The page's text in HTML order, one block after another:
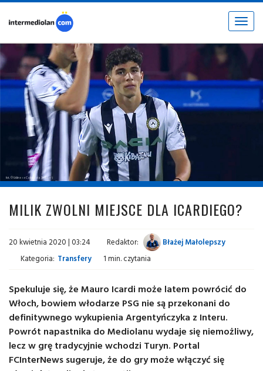
Toggle
fot. © UdineseCalcio (via Twitter)
MILIK ZWOLNI MIEJSCE DLA ICARDIEGO?
20 kwietnia 2020 | 03:24 Redaktor:
Błażej Małolepszy
Kategoria: Transfery 1 min. czytania
Spekuluje się, że Mauro Icardi może latem powrócić do
Włoch, bowiem włodarze PSG nie są przekonani do
definitywnego wykupienia Argentyńczyka z Interu.
Powrót napastnika do Mediolanu wydaje się niemożliwy,
lecz w grę tradycyjnie wchodzi Turyn. Portal
FCInterNews sugeruje, że do gry może włączyć się